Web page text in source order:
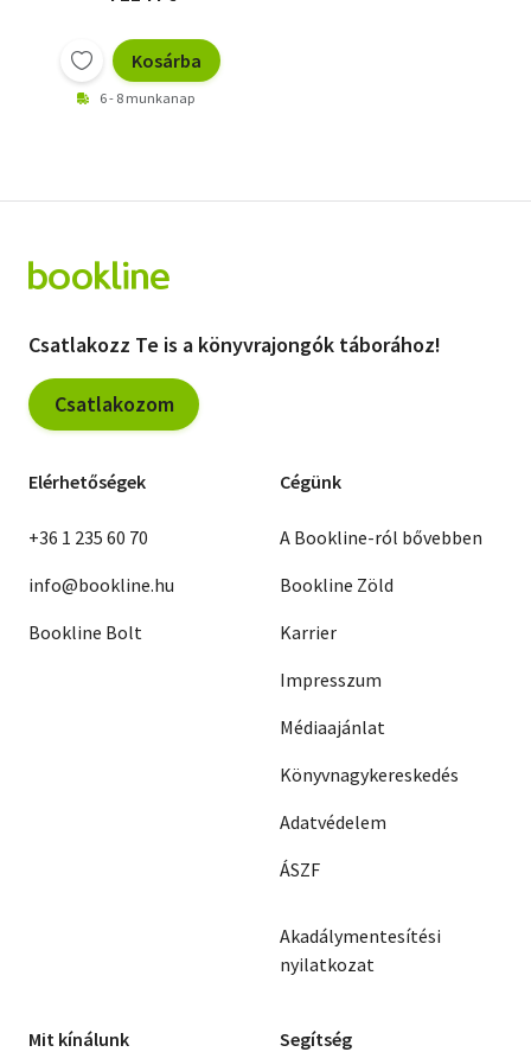
Kosárba
6 - 8 munkanap
Csatlakozz Te is a könyvrajongók táborához!
Csatlakozom
Elérhetőségek
+36 1 235 60 70
info@bookline.hu
Bookline Bolt
Cégünk
A Bookline-ról bővebben
Bookline Zöld
Karrier
Impresszum
Médiaajánlat
Könyvnagykereskedés
Adatvédelem
ÁSZF
Akadálymentesítési
nyilatkozat
Mit kínálunk Segítség